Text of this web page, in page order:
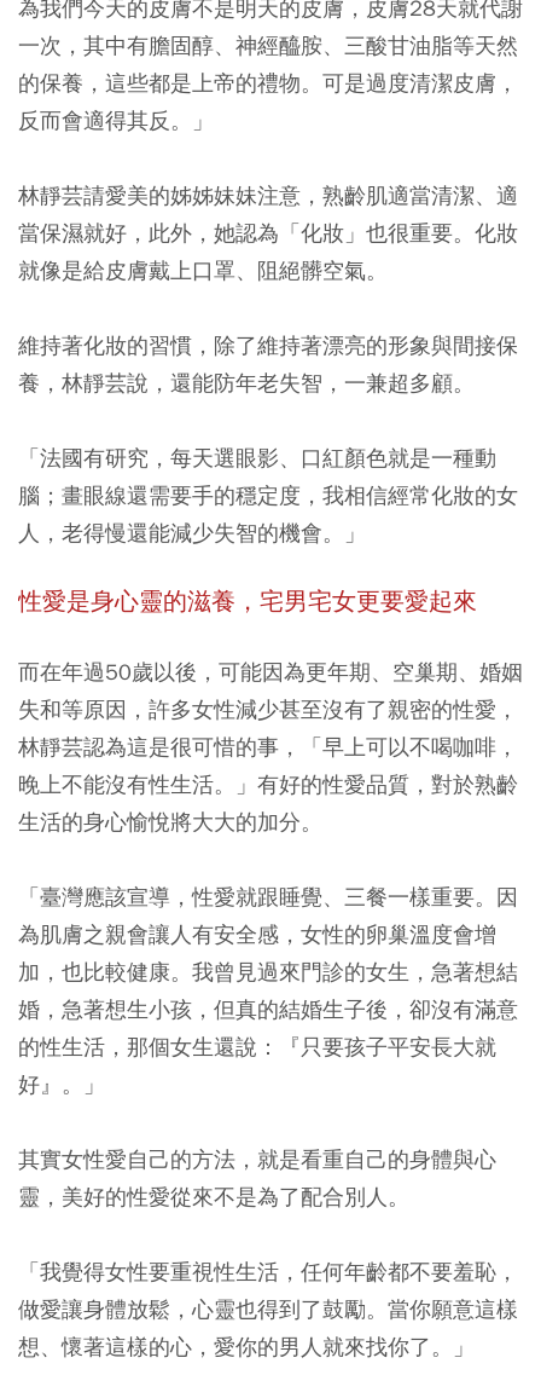
為我們今天的皮膚不是明天的皮膚，皮膚28天就代謝
一次，其中有膽固醇、神經醯胺、三酸甘油脂等天然
的保養，這些都是上帝的禮物。可是過度清潔皮膚，
反而會適得其反。」
林靜芸請愛美的姊姊妹妹注意，熟齡肌適當清潔、適
當保濕就好，此外，她認為「化妝」也很重要。化妝
就像是給皮膚戴上口罩、阻絕髒空氣。
維持著化妝的習慣，除了維持著漂亮的形象與間接保
養，林靜芸說，還能防年老失智，一兼超多顧。
「法國有研究，每天選眼影、口紅顏色就是一種動
腦；畫眼線還需要手的穩定度，我相信經常化妝的女
人，老得慢還能減少失智的機會。」
性愛是身心靈的滋養，宅男宅女更要愛起來
而在年過50歲以後，可能因為更年期、空巢期、婚姻
失和等原因，許多女性減少甚至沒有了親密的性愛，
林靜芸認為這是很可惜的事，「早上可以不喝咖啡，
晚上不能沒有性生活。」有好的性愛品質，對於熟齡
生活的身心愉悅將大大的加分。
「臺灣應該宣導，性愛就跟睡覺、三餐一樣重要。因
為肌膚之親會讓人有安全感，女性的卵巢溫度會增
加，也比較健康。我曾見過來門診的女生，急著想結
婚，急著想生小孩，但真的結婚生子後，卻沒有滿意
的性生活，那個女生還說：『只要孩子平安長大就
好』。」
其實女性愛自己的方法，就是看重自己的身體與心
靈，美好的性愛從來不是為了配合別人。
「我覺得女性要重視性生活，任何年齡都不要羞恥，
做愛讓身體放鬆，心靈也得到了鼓勵。當你願意這樣
想、懷著這樣的心，愛你的男人就來找你了。」